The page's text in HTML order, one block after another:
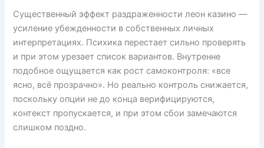
Существенный эффект раздраженности леон казино —
усиление убежденности в собственных личных
интерпретациях. Психика перестает сильно проверять
и при этом урезает список вариантов. Внутренне
подобное ощущается как рост самоконтроля: «все
ясно, всё прозрачно». Но реально контроль снижается,
поскольку опции не до конца верифицируются,
контекст пропускается, и при этом сбои замечаются
слишком поздно.